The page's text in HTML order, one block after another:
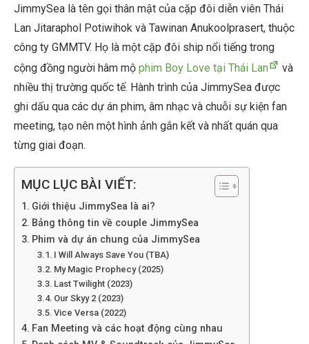
JimmySea là tên gọi thân mật của cặp đôi diễn viên Thái
Lan Jitaraphol Potiwihok và Tawinan Anukoolprasert, thuộc
công ty GMMTV. Họ là một cặp đôi ship nổi tiếng trong
cộng đồng người hâm mộ phim Boy Love tại Thái Lan
và
nhiều thị trường quốc tế. Hành trình của JimmySea được
ghi dấu qua các dự án phim, âm nhạc và chuỗi sự kiện fan
meeting, tạo nên một hình ảnh gắn kết và nhất quán qua
từng giai đoạn.
MỤC LỤC BÀI VIẾT:
Giới thiệu JimmySea là ai?
Bảng thông tin về couple JimmySea
Phim và dự án chung của JimmySea
I Will Always Save You (TBA)
My Magic Prophecy (2025)
Last Twilight (2023)
Our Skyy 2 (2023)
Vice Versa (2022)
Fan Meeting và các hoạt động cùng nhau